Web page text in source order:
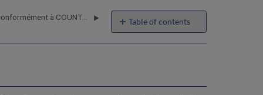
Table of contents